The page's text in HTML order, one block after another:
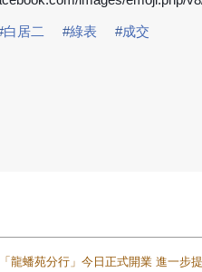
白居二 #綠表 #成交
龍蟠苑分行」今日正式開業 進一步